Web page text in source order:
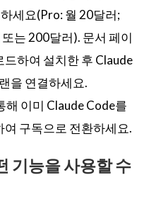
세요(Pro: 월 20달러;
는 200달러). 문서 페이
하여 설치한 후 Claude
을 연결하세요.
해 이미 Claude Code를
구독으로 전환하세요.
기능을 사용할 수